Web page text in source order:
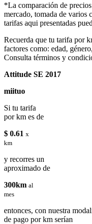
*La comparación de
mercado, tomada de varios
tarifas aqui presentadas
Recuerda que tu tarifa por
factores como: edad,
Consulta términos y
Attitude SE 2017
miituo
Si tu tarifa
por km es de
$ 0.61 x
km
y recorres un
aproximado de
300km al
mes
entonces, con nuestra
de pago por km serían